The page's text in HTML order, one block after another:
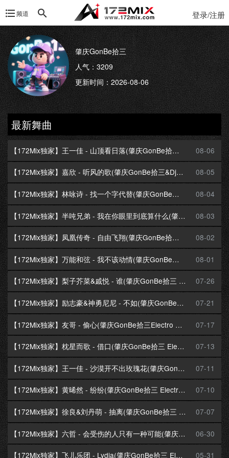
频道 登录/注册
肇庆GonBe拾三
人气：3209
更新时间：2026-08-06
最新舞曲
【172Mix独家】王一佳 - 山顶看日落(肇庆GonBe拾三&Dj小朱 Electro Mix国语女) 08-06
【172Mix独家】嘉欣 - 听风的歌(肇庆GonBe拾三&Dj小朱 Electro Mix粤语女) 08-05
【172Mix独家】林咏诗 - 找一个字代替(肇庆GonBe拾三&Dj小朱 Electro Mix粤语女) 08-04
【172Mix独家】半吨兄弟 - 我在你眼里到底算什么(肇庆GonBe拾三 Electro Mix国语男) 08-03
【172Mix独家】凤凰传奇 - 自由飞翔(肇庆GonBe拾三 Electro Mix国语合唱) 08-02
【172Mix独家】万能和弦 - 我不该动情(肇庆GonBe拾三 ProgHouse Mix国语合唱) 08-01
【172Mix独家】梨子芥菜&戚悦 - 谁(肇庆GonBe拾三 Electro Mix国语合唱) 07-26
【172Mix独家】励志豪&神勇尼尼 - 不如(肇庆GonBe拾三Electro Mix粤语合唱) 07-21
【172Mix独家】友哥 - 偷心(肇庆GonBe拾三Electro Mix国语男) 07-17
【172Mix独家】枕星而歌 - 借口(肇庆GonBe拾三 Electro Mix国语女) 07-13
【172Mix独家】王一佳 - 沙漠开不出玫瑰花(肇庆GonBe拾三 Electro Mix国语女) 07-11
【172Mix独家】黄晞然 - 纷纷(肇庆GonBe拾三 Electro Mix粤语女) 07-10
【172Mix独家】徐良&刘丹萌 - 抽离(肇庆GonBe拾三 Electro Mix国语合唱) 07-07
【172Mix独家】六哲 - 会受伤的人只有一种可能(肇庆GonBe拾三 Electro Mix国语男) 06-30
【172Mix独家】飞儿乐团 - Lydia(肇庆GonBe拾三 Electro Mix国语女)v2 05-31